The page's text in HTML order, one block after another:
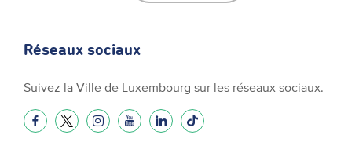
Réseaux sociaux
Suivez la Ville de Luxembourg sur les réseaux sociaux.